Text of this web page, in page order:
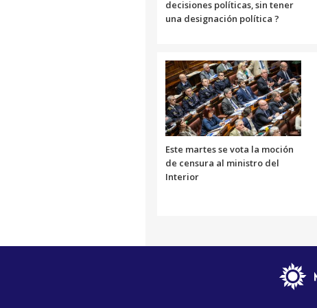
decisiones políticas, sin tener
una designación política ?
Este martes se vota la moción
de censura al ministro del
Interior